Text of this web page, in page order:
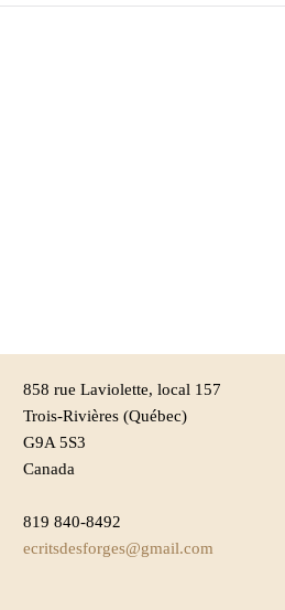
858 rue Laviolette, local 157
Trois-Rivières (Québec)
G9A 5S3
Canada
819 840-8492
ecritsdesforges@gmail.com